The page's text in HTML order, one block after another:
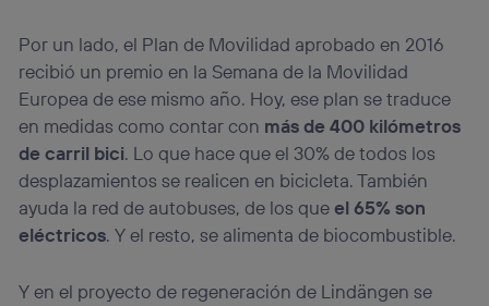
Por un lado, el Plan de Movilidad aprobado en 2016
recibió un premio en la Semana de la Movilidad
Europea de ese mismo año. Hoy, ese plan se traduce
en medidas como contar con más de 400 kilómetros
de carril bici. Lo que hace que el 30% de todos los
desplazamientos se realicen en bicicleta. También
ayuda la red de autobuses, de los queel 65% son
eléctricos. Y el resto, se alimenta de biocombustible.
Y en el proyecto de regeneración de Lindängen se